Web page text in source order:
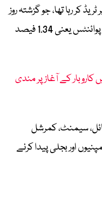
پوائنٹس پر ٹریڈ کر رہا تھا، جو گزشتہ روز
اختتام کے مقابلے میں 2,496.70 پوائنٹس یعنی 1.34 فیصد
کے آغاز پر مندی
سیمنٹ، کمرشل
اور بجلی پیدا کرنے